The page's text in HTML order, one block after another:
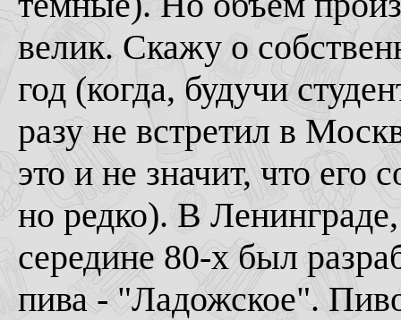
велик. Скажу о
год (когда, будучи
разу не встретил в
это и не значит, что
но редко). В
середине 80-х был
пива - "Ладожское".